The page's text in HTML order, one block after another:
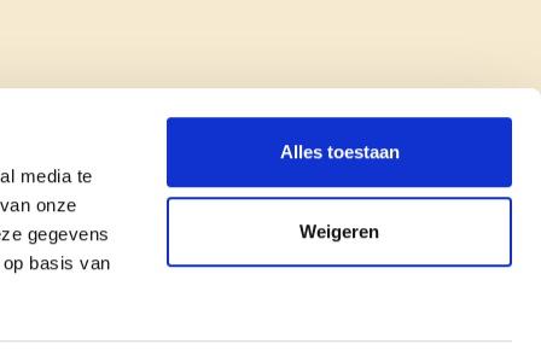
media te
onze
gegevens
basis van
Alles toestaan
Weigeren